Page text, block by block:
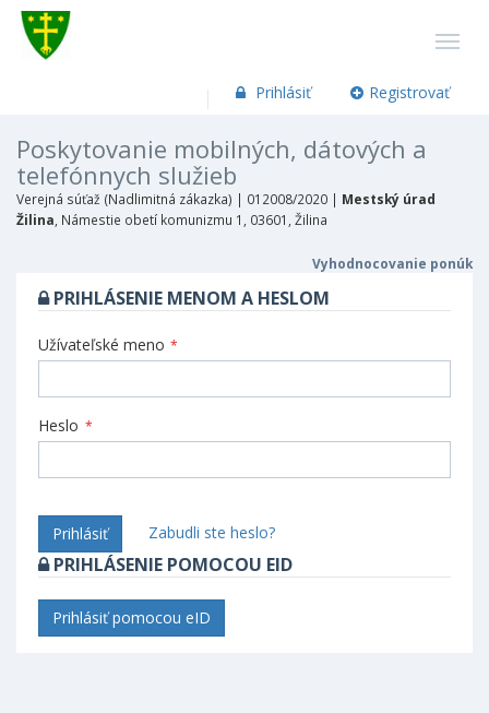
Prihlásiť Registrovať
Poskytovanie mobilných, dátových a
telefónnych služieb
Verejná súťaž (Nadlimitná zákazka) | 012008/2020 | Mestský úrad
Žilina , Námestie obetí komunizmu 1, 03601, Žilina
Vyhodnocovanie ponúk
PRIHLÁSENIE MENOM A HESLOM
Užívateľské meno *
Heslo *
Prihlásiť Zabudli ste heslo?
PRIHLÁSENIE POMOCOU EID
Prihlásiť pomocou eID